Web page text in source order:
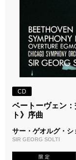
CD
ベートーヴェン
ト》序曲
サー・ゲオルグ・シ
SIR GEORG SOLTI
限 定